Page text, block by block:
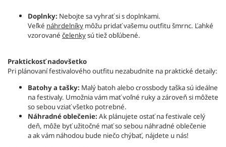
Doplnky: Nebojte sa vyhrať si s doplnkami.
Veľké náhrdelníky môžu pridať vašemu outfitu šmrnc. Ľahké
vzorované čelenkysú tiež obľúbené.
Praktickosť nadovšetko
Pri plánovaní festivalového outfitu nezabudnite na praktické detaily:
Batohy a tašky: Malý batoh alebo crossbody taška sú ideálne
na festivaly. Umožnia vám mať voľné ruky a zároveň si môžete
so sebou vziať všetko potrebné.
Náhradné oblečenie: Ak plánujete ostať na festivale celý
deň, môže byť užitočné mať so sebou náhradné oblečenie
a ak vám náhodou bude niečo chýbať, nájdete u nás!